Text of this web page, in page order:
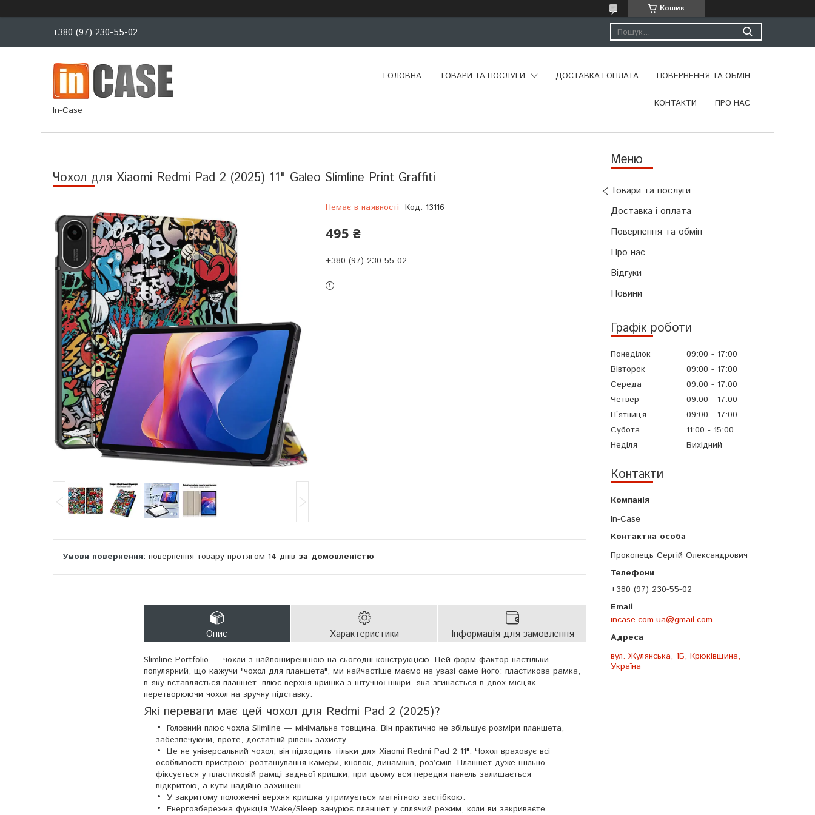
Кошик
+380 (97) 230-55-02
In-Case
ГОЛОВНА ТОВАРИ ТА ПОСЛУГИ ДОСТАВКА І ОПЛАТА ПОВЕРНЕННЯ ТА ОБМІН
КОНТАКТИ ПРО НАС
Товари та послуги
Доставка і оплата
Повернення та обмін
Про нас
Відгуки
Новини
Графік роботи
Понеділок 09:00
17:00
Вівторок
09:00
17:00
Середа
09:00
17:00
Четвер
09:00
17:00
Пʼятниця
09:00
17:00
Субота
11:00
15:00
Неділя
Вихідний
Контакти
In-Case
Прокопець Сергій Олександрович
+380 (97) 230-55-02
incase.com.ua@gmail.com
вул. Жулянська, 1Б, Крюківщина,
Україна
Чохол для Xiaomi Redmi Pad 2 (2025) 11" Galeo Slimline Print Graffiti
Немає в наявності Код: 13116
495 ₴
+380 (97) 230-55-02
повернення товару протягом 14 днів за домовленістю
Опис Характеристики Інформація для замовлення
Slimline Portfolio — чохли з найпоширенішою на сьогодні конструкцією. Цей форм-фактор настільки
популярний, що кажучи "чохол для планшета", ми найчастіше маємо на увазі саме його: пластикова рамка,
в яку вставляється планшет, плюс верхня кришка з штучної шкіри, яка згинається в двох місцях,
перетворюючи чохол на зручну підставку.
Які переваги має цей чохол для Redmi Pad 2 (2025)?
Головний плюс чохла Slimline — мінімальна товщина. Він практично не збільшує розміри планшета,
забезпечуючи, проте, достатній рівень захисту.
Це не універсальний чохол, він підходить тільки для Xiaomi Redmi Pad 2 11". Чохол враховує всі
особливості пристрою: розташування камери, кнопок, динаміків, роз’ємів. Планшет дуже щільно
фіксується у пластиковій рамці задньої кришки, при цьому вся передня панель залишається
відкритою, а кути надійно захищені.
У закритому положенні верхня кришка утримується магнітною застібкою.
Енергозбережна функція Wake/Sleep занурює планшет у сплячий режим, коли ви закриваєте